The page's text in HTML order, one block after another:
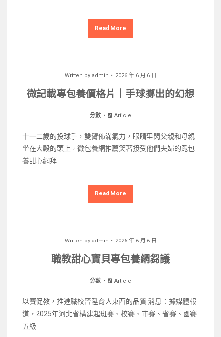
Read More
Written by admin 2026 年 6 月 6 日
微記載專包養價格片｜手球擲出的幻想
分數 Article
十一二歲的投球手，雙臂佈滿氣力，眼睛里閃父親和母親
坐在大殿的頭上，微包養網推薦笑著接受他們夫婦的跪包
養甜心網拜
Read More
Written by admin 2026 年 6 月 6 日
職教甜心寶貝專包養網芻議
分數 Article
以賽促教，推進職校晉陞育人東西的品質 消息：據媒體報
道，2025年河北省構建起班賽、校賽、市賽、省賽、國賽
五級